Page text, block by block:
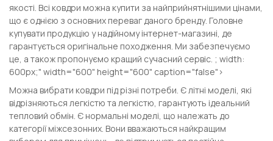
якості. Всі ковдри можна купити за найприйнятнішими цінами,
що є однією з основних переваг даного бренду. Головне
купувати продукцію у надійному інтернет-магазині, де
гарантується оригінальне походження. Ми забезпечуємо
це, а також пропонуємо кращий сучасний сервіс. ; width:
600px;" width="600" height="600" caption="false">
Можна вибрати ковдри під різні потреби. Є літні моделі, які
відрізняються легкістю та легкістю, гарантують ідеальний
тепловий обмін. Є нормальні моделі, що належать до
категорії міжсезонних. Вони вважаються найкращим